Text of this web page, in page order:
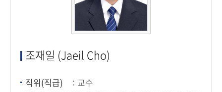
조재일 (Jaeil Cho)
직위(직급)
교수